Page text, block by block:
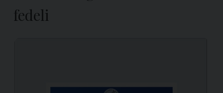
fedeli